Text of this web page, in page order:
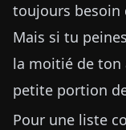
toujours besoin
Mais si tu
la moitié de ton
petite portion
Pour une liste